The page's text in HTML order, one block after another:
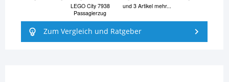
LEGO City 7938
Passagierzug
und 3 Artikel mehr...
Zum Vergleich und Ratgeber